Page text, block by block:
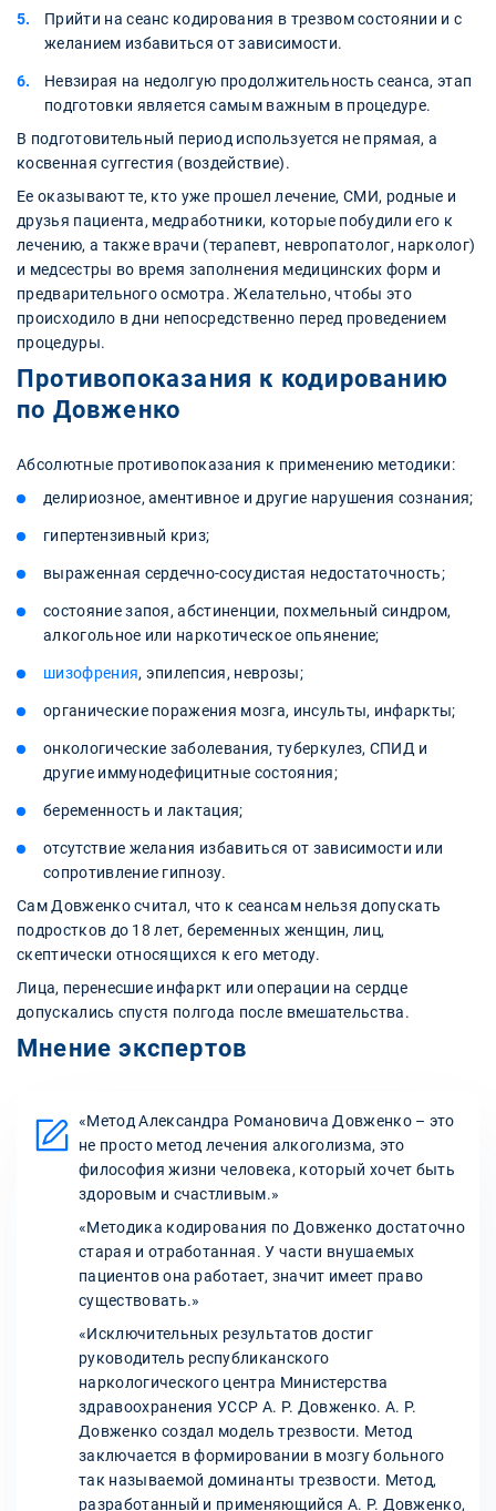
Прийти на сеанс кодирования в трезвом состоянии и с
желанием избавиться от зависимости.
Невзирая на недолгую продолжительность сеанса, этап
подготовки является самым важным в процедуре.
В подготовительный период используется не прямая, а
косвенная суггестия (воздействие).
Ее оказывают те, кто уже прошел лечение, СМИ, родные и
друзья пациента, медработники, которые побудили его к
лечению, а также врачи (терапевт, невропатолог, нарколог)
и медсестры во время заполнения медицинских форм и
предварительного осмотра. Желательно, чтобы это
происходило в дни непосредственно перед проведением
процедуры.
Противопоказания к кодированию
по Довженко
Абсолютные противопоказания к применению методики:
делириозное, аментивное и другие нарушения сознания;
гипертензивный криз;
выраженная сердечно-сосудистая недостаточность;
состояние запоя, абстиненции, похмельный синдром,
алкогольное или наркотическое опьянение;
шизофрения, эпилепсия, неврозы;
органические поражения мозга, инсульты, инфаркты;
онкологические заболевания, туберкулез, СПИД и
другие иммунодефицитные состояния;
беременность и лактация;
отсутствие желания избавиться от зависимости или
сопротивление гипнозу.
Сам Довженко считал, что к сеансам нельзя допускать
подростков до 18 лет, беременных женщин, лиц,
скептически относящихся к его методу.
Лица, перенесшие инфаркт или операции на сердце
допускались спустя полгода после вмешательства.
Мнение экспертов
«Метод Александра Романовича Довженко – это
не просто метод лечения алкоголизма, это
философия жизни человека, который хочет быть
здоровым и счастливым.»
«Методика кодирования по Довженко достаточно
старая и отработанная. У части внушаемых
пациентов она работает, значит имеет право
существовать.»
«Исключительных результатов достиг
руководитель республиканского
наркологического центра Министерства
здравоохранения УССР А. Р. Довженко. А. Р.
Довженко создал модель трезвости. Метод
заключается в формировании в мозгу больного
так называемой доминанты трезвости. Метод,
разработанный и применяющийся А. Р. Довженко,